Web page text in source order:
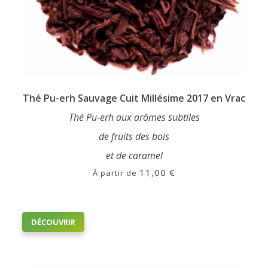
Thé Pu-erh Sauvage Cuit Millésime 2017 en Vrac
Thé Pu-erh aux arômes subtiles
de fruits des bois
et de caramel
À partir de 11,00 €
DÉCOUVRIR
Ce